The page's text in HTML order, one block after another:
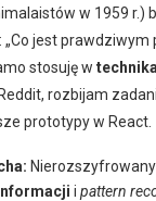
w 1959 r.)
„Co jest
stosuję w
rozbijam
prototypy w React.
i pattern